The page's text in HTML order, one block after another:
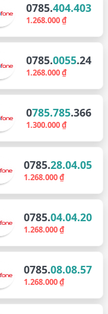
0785.404.403
1.268.000 ₫
0785.0055.24
1.268.000 ₫
0785.785.366
1.300.000 ₫
0785.28.04.05
1.268.000 ₫
0785.04.04.20
1.268.000 ₫
0785.08.08.57
1.268.000 ₫